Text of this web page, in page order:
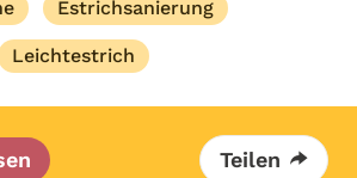
Estrichsanierung
Leichtestrich
Teilen